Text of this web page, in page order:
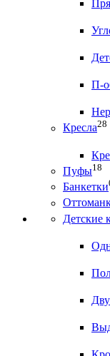
П-
Кресла28
Пуфы18
Банкетки
Детские